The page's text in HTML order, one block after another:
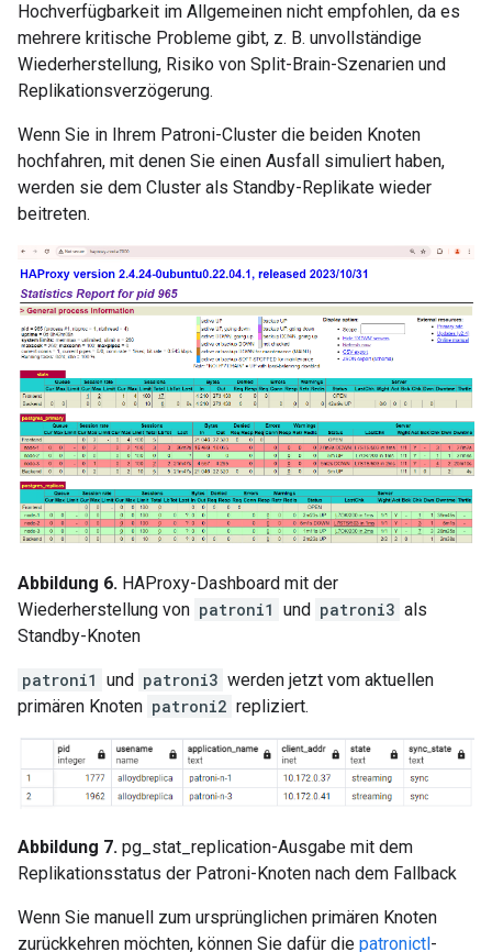
Hochverfügbarkeit im Allgemeinen nicht empfohlen, da es
mehrere kritische Probleme gibt, z. B. unvollständige
Wiederherstellung, Risiko von Split-Brain-Szenarien und
Replikationsverzögerung.
Wenn Sie in Ihrem Patroni-Cluster die beiden Knoten
hochfahren, mit denen Sie einen Ausfall simuliert haben,
werden sie dem Cluster als Standby-Replikate wieder
beitreten.
Abbildung 6. HAProxy-Dashboard mit der
Wiederherstellung von patroni1 und patroni3 als
Standby-Knoten
patroni1 und patroni3 werden jetzt vom aktuellen
primären Knoten patroni2 repliziert.
Abbildung 7. pg_stat_replication-Ausgabe mit dem
Replikationsstatus der Patroni-Knoten nach dem Fallback
Wenn Sie manuell zum ursprünglichen primären Knoten
zurückkehren möchten, können Sie dafür die patronictl-